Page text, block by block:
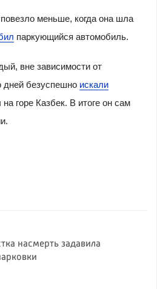
меньше, когда она шла
паркующийся автомобиль.
вне зависимости от
дней безуспешно искали
горе Казбек. В итоге он сам
насмерть задавила